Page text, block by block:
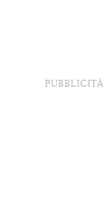
PUBBLICITÀ